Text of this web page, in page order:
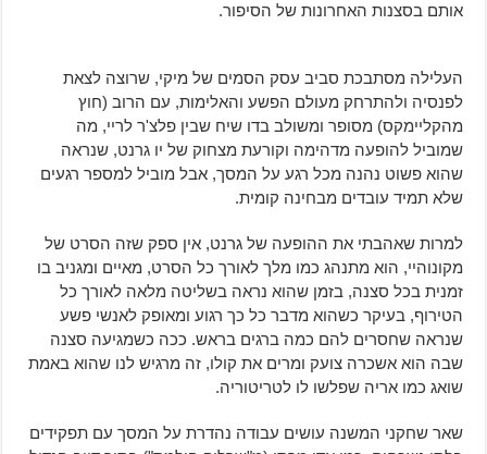
אותם בסצנות האחרונות של הסיפור.
העלילה מסתבכת סביב עסק הסמים של מיקי, שרוצה לצאת
לפנסיה ולהתרחק מעולם הפשע והאלימות, עם הרוב (חוץ
מהקליימקס) מסופר ומשולב בדו שיח שבין פלצ'ר לריי, מה
שמוביל להופעה מדהימה וקורעת מצחוק של יו גרנט, שנראה
שהוא פשוט נהנה מכל רגע על המסך, אבל מוביל למספר רגעים
שלא תמיד עובדים מבחינה קומית.
למרות שאהבתי את ההופעה של גרנט, אין ספק שזה הסרט של
מקונוהיי, הוא מתנהג כמו מלך לאורך כל הסרט, מאיים ומגניב בו
זמנית בכל סצנה, בזמן שהוא נראה בשליטה מלאה לאורך כל
הטירוף, בעיקר כשהוא מדבר כל כך רגוע ומאופק לאנשי פשע
שנראה שחסרים להם כמה ברגים בראש. ככה כשמגיעה סצנה
שבה הוא אשכרה צועק ומרים את קולו, זה מרגיש לנו שהוא באמת
שואג כמו אריה שפלשו לו לטריטוריה.
שאר שחקני המשנה עושים עבודה נהדרת על המסך עם תפקידים